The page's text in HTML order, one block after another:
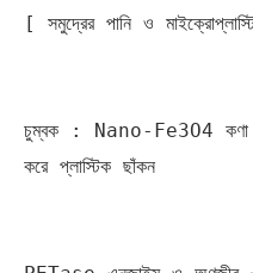
[ সমুদ্রের পানি ও
চুম্বক : Nano-Fe3O4
করে প্লাস্টিক ছাঁকন